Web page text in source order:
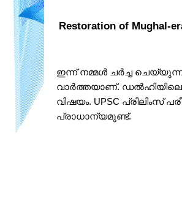
Restoration of Mughal-
ഇന്ന് നമ്മൾ ചർച്ച
വാർത്തയാണ്. ഡൽഹിയിലെ
വിഷയം. UPSC പ്രിലിംസ്
പ്രാധാന്യമുണ്ട്.